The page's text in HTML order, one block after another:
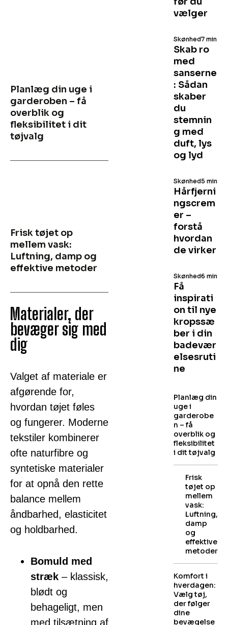
Planlæg din uge i
garderoben – få
overblik og
fleksibilitet i dit
tøjvalg
Frisk tøjet op
mellem vask:
Luftning, damp og
effektive metoder
Materialer, der
bevæger sig med
dig
Valget af materiale er
afgørende for,
hvordan tøjet føles
og fungerer. Moderne
tekstiler kombinerer
ofte naturfibre og
syntetiske materialer
for at opnå den rette
balance mellem
åndbarhed, elasticitet
og holdbarhed.
Bomuld med
stræk – klassisk,
blødt og
behageligt, men
med tilsætning af
vælger
Skab ro
med
sanserne
: Sådan
skaber
du
stemnin
g med
duft, lys
og lyd
Skønhed7 min
Hårfjerni
ngscrem
er –
forstå
hvordan
de virker
Skønhed5 min
Få
inspirati
on til nye
kropssæ
ber i din
badevær
elsesruti
ne
Skønhed6 min
Planlæg din
uge i
garderobe
n – få
overblik og
fleksibilitet
i dit tøjvalg
Frisk
tøjet op
mellem
vask:
Luftning,
damp
og
effektive
metoder
Komfort i
hverdagen:
Vælg tøj,
der følger
dine
bevægelse